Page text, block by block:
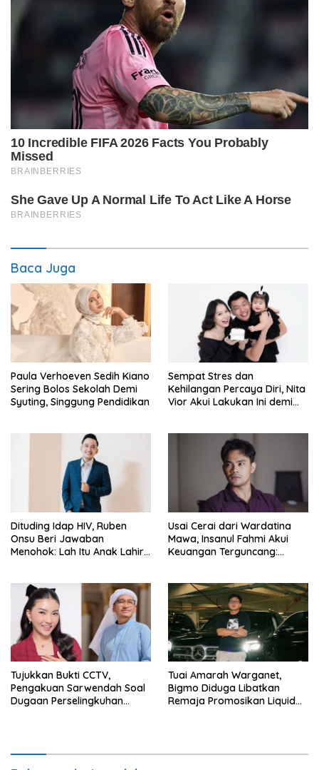
Baca Juga
Paula Verhoeven Sedih Kiano
Sering Bolos Sekolah Demi
Syuting, Singgung Pendidikan
Sempat Stres dan
Kehilangan Percaya Diri, Nita
Vior Akui Lakukan Ini demi
Dituding Idap HIV, Ruben
Onsu Beri Jawaban
Menohok: Lah Itu Anak Lahir
Usai Cerai dari Wardatina
Mawa, Insanul Fahmi Akui
Keuangan Terguncang:
Tujukkan Bukti CCTV,
Pengakuan Sarwendah Soal
Dugaan Perselingkuhan
Tuai Amarah Warganet,
Bigmo Diduga Libatkan
Remaja Promosikan Liquid